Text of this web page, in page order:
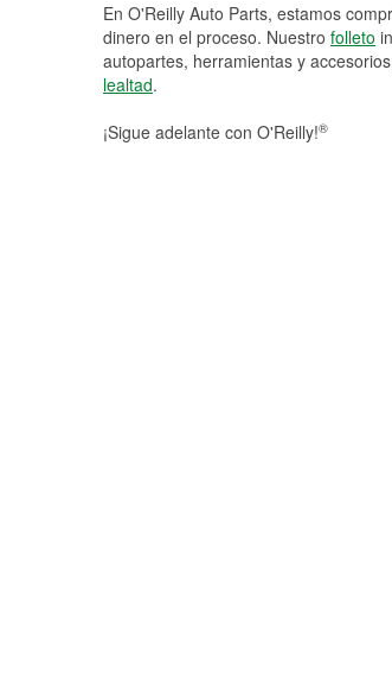
En O'Reilly Auto Parts, estamos
dinero en el proceso. Nuestro folleto
autopartes, herramientas y
lealtad.
¡Sigue adelante con O'Reilly!®